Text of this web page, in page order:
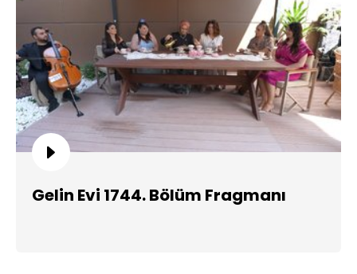
Gelin Evi 1744. Bölüm Fragmanı